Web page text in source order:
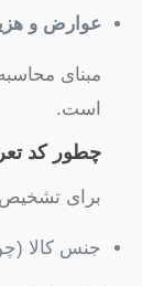
عوارض و
مبنای
است.
چطور کد
برای تشخیص
جنس کالا